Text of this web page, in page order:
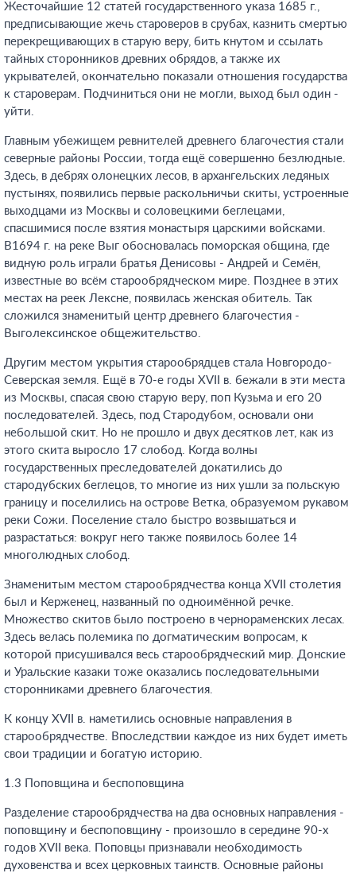
Жесточайшие 12 статей государственного указа 1685 г.,
предписывающие жечь староверов в срубах, казнить смертью
перекрещивающих в старую веру, бить кнутом и ссылать
тайных сторонников древних обрядов, а также их
укрывателей, окончательно показали отношения государства
к староверам. Подчиниться они не могли, выход был один -
уйти.
Главным убежищем ревнителей древнего благочестия стали
северные районы России, тогда ещё совершенно безлюдные.
Здесь, в дебрях олонецких лесов, в архангельских ледяных
пустынях, появились первые раскольничьи скиты, устроенные
выходцами из Москвы и соловецкими беглецами,
спасшимися после взятия монастыря царскими войсками.
В1694 г. на реке Выг обосновалась поморская община, где
видную роль играли братья Денисовы - Андрей и Семён,
известные во всём старообрядческом мире. Позднее в этих
местах на реек Лексне, появилась женская обитель. Так
сложился знаменитый центр древнего благочестия -
Выголексинское общежительство.
Другим местом укрытия старообрядцев стала Новгородо-
Северская земля. Ещё в 70-е годы XVII в. бежали в эти места
из Москвы, спасая свою старую веру, поп Кузьма и его 20
последователей. Здесь, под Стародубом, основали они
небольшой скит. Но не прошло и двух десятков лет, как из
этого скита выросло 17 слобод. Когда волны
государственных преследователей докатились до
стародубских беглецов, то многие из них ушли за польскую
границу и поселились на острове Ветка, образуемом рукавом
реки Сожи. Поселение стало быстро возвышаться и
разрастаться: вокруг него также появилось более 14
многолюдных слобод.
Знаменитым местом старообрядчества конца XVII столетия
был и Керженец, названный по одноимённой речке.
Множество скитов было построено в чернораменских лесах.
Здесь велась полемика по догматическим вопросам, к
которой присушивался весь старообрядческий мир. Донские
и Уральские казаки тоже оказались последовательными
сторонниками древнего благочестия.
К концу XVII в. наметились основные направления в
старообрядчестве. Впоследствии каждое из них будет иметь
свои традиции и богатую историю.
1.3 Поповщина и беспоповщина
Разделение старообрядчества на два основных направления -
поповщину и беспоповщину - произошло в середине 90-х
годов XVII века. Поповцы признавали необходимость
духовенства и всех церковных таинств. Основные районы